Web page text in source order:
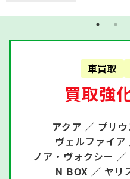
車買取
買取強
アクア ／ プリ
ヴェルファイア
ノア・ヴォクシー ／
N BOX ／ ヤリ